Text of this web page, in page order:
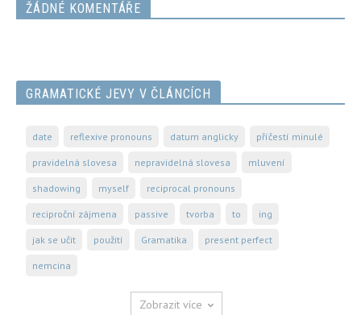
ŽÁDNÉ KOMENTÁŘE
GRAMATICKÉ JEVY V ČLÁNCÍCH
date reflexive pronouns datum anglicky příčestí minulé
pravidelná slovesa nepravidelná slovesa mluvení
shadowing myself reciprocal pronouns
reciproční zájmena passive tvorba to ing
jak se učit použití Gramatika present perfect
nemcina
Zobrazit více